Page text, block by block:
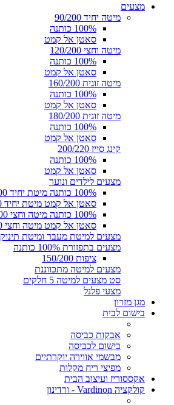
מצעים
מיטה יחיד 90/200
100% כותנה
סאטן אל קמט
מיטה וחצי 120/200
100% כותנה
סאטן אל קמט
מיטה זוגית 160/200
100% כותנה
סאטן אל קמט
מיטה זוגית 180/200
100% כותנה
סאטן אל קמט
קינג סייז 200/220
100% כותנה
סאטן אל קמט
מצעים לילדים ונוער
100% כותנה מיטת יחיד 90/200
סאטן אל קמט מיטת יחיד 90/200
100% כותנה מיטה וחצי 120/200
סאטן אל קמט מיטה וחצי 120/200
מצעים למיטת מעבר ומיטת תינוק
מצעים בתפזורת 100% כותנה
ציפות 150/200
מצעים למיטה מתכווננת
סט מצעים למיטה 5 חלקים
מצעי פלנל
מגן מזרון
בישום לבית
אבקות כביסה
בישום לכביסה
מבשמי אווירה יוקרתיים
מפיצי ריח מקלות
אקססוריז ועיצוב הבית
קולקציה Vardinon - ורדינון